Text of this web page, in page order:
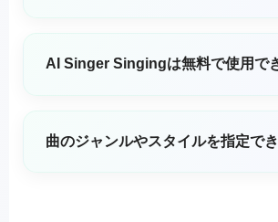
AI Singer Singingは、実際の歌声で訓
機械学習モデルを使用します。システ
スト、音符、声の特徴を分析して、自
唱パフォーマンスを生成します。ピッ
アルな歌声を作り出します。
AI Singer Singingは無料で使用で
ョンを提供します: 無料プラン: 音声オ
時間が制限された基本機能。 プレミア
多くの音声スタイル、長い再生時間制
曲のジャンルやスタイルを指定で